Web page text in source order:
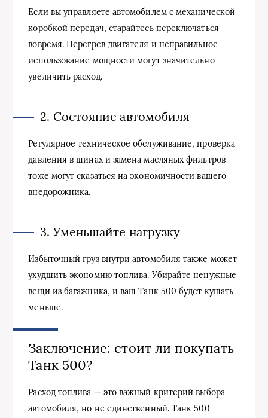
Если вы управляете автомобилем с механической
коробкой передач, старайтесь переключаться
вовремя. Перегрев двигателя и неправильное
использование мощности могут значительно
увеличить расход.
2. Состояние автомобиля
Регулярное техническое обслуживание, проверка
давления в шинах и замена масляных фильтров
тоже могут сказаться на экономичности вашего
внедорожника.
3. Уменьшайте нагрузку
Избыточный груз внутри автомобиля также может
ухудшить экономию топлива. Убирайте ненужные
вещи из багажника, и ваш Танк 500 будет кушать
меньше.
Заключение: стоит ли покупать
Танк 500?
Расход топлива — это важный критерий выбора
автомобиля, но не единственный. Танк 500